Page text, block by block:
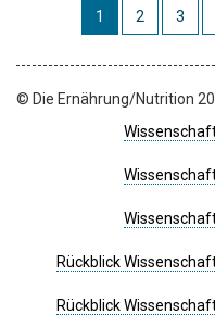
1 2 3
© Die Ernährung/Nutrition
Rückblick
Rückblick